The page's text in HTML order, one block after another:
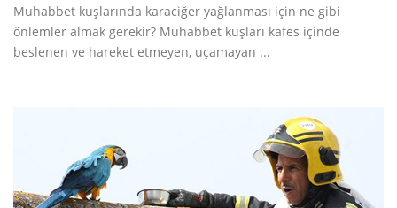
Muhabbet kuşlarında karaciğer yağlanması için ne gibi
önlemler almak gerekir? Muhabbet kuşları kafes içinde
beslenen ve hareket etmeyen, uçamayan ...